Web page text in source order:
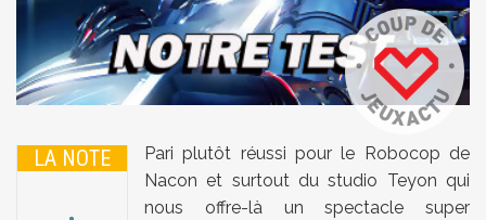
LA NOTE
Pari plutôt réussi pour le Robocop de
Nacon et surtout du studio Teyon qui
nous offre-là un spectacle super